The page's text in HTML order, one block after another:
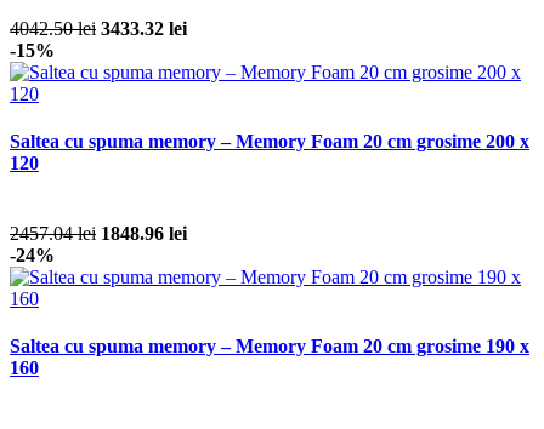
4042.50 lei 3433.32 lei
-15%
Saltea cu spuma memory – Memory Foam 20 cm grosime 200 x
120
2457.04 lei 1848.96 lei
-24%
Saltea cu spuma memory – Memory Foam 20 cm grosime 190 x
160